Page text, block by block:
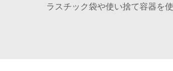
ラスチック袋や使い捨て容器を